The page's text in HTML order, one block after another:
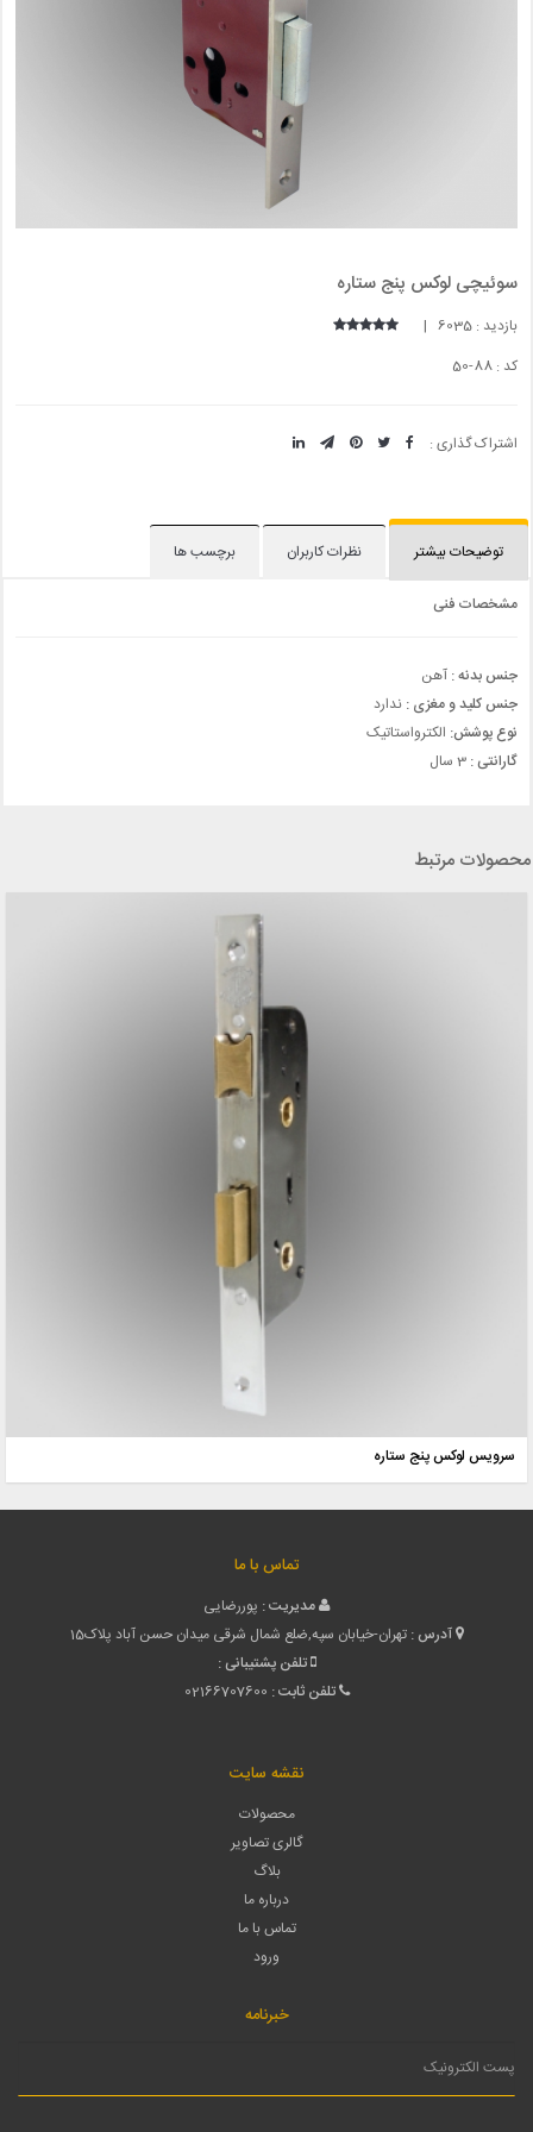
سوئيچی لوکس پنج ستاره
بازدید : 6035 |
کد : 88-50
اشتراک گذاری :
توضیحات بیشتر نظرات کاربران برچسب ها
مشخصات فنی
جنس بدنه : آهن
جنس کلید و مغزی : ندارد
نوع پوشش: الکترواستاتيک
گارانتی : 3 سال
محصولات مرتبط
سرویس لوکس پنج ستاره
تماس با ما
مدیریت : پوررضایی
آدرس : تهران-خیابان سپه,ضلع شمال شرقی میدان حسن آباد پلاک15
تلفن پشتیبانی :
تلفن ثابت : 02166707600
نقشه سایت
محصولات
گالری تصاویر
بلاگ
درباره ما
تماس با ما
ورود
خبرنامه